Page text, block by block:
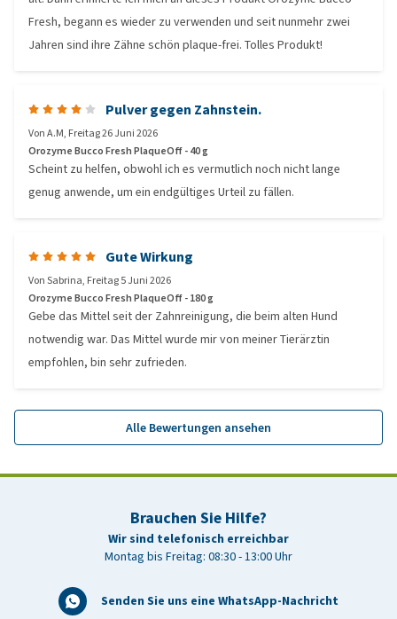
Fresh, begann es wieder zu verwenden und seit nunmehr zwei
Jahren sind ihre Zähne schön plaque-frei. Tolles Produkt!
Pulver gegen Zahnstein.
VonA.M, Freitag 26 Juni 2026
Orozyme Bucco Fresh PlaqueOff - 40 g
Scheint zu helfen, obwohl ich es vermutlich noch nicht lange
genug anwende, um ein endgültiges Urteil zu fällen.
Gute Wirkung
VonSabrina, Freitag 5 Juni 2026
Orozyme Bucco Fresh PlaqueOff - 180 g
Gebe das Mittel seit der Zahnreinigung, die beim alten Hund
notwendig war. Das Mittel wurde mir von meiner Tierärztin
empfohlen, bin sehr zufrieden.
Alle Bewertungen ansehen
Brauchen Sie Hilfe?
Wir sind telefonisch erreichbar
Montag bis Freitag: 08:30 - 13:00 Uhr
Senden Sie uns eine WhatsApp-Nachricht